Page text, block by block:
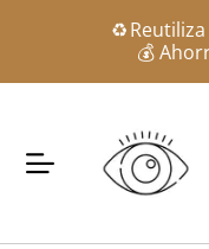
♻️
💰